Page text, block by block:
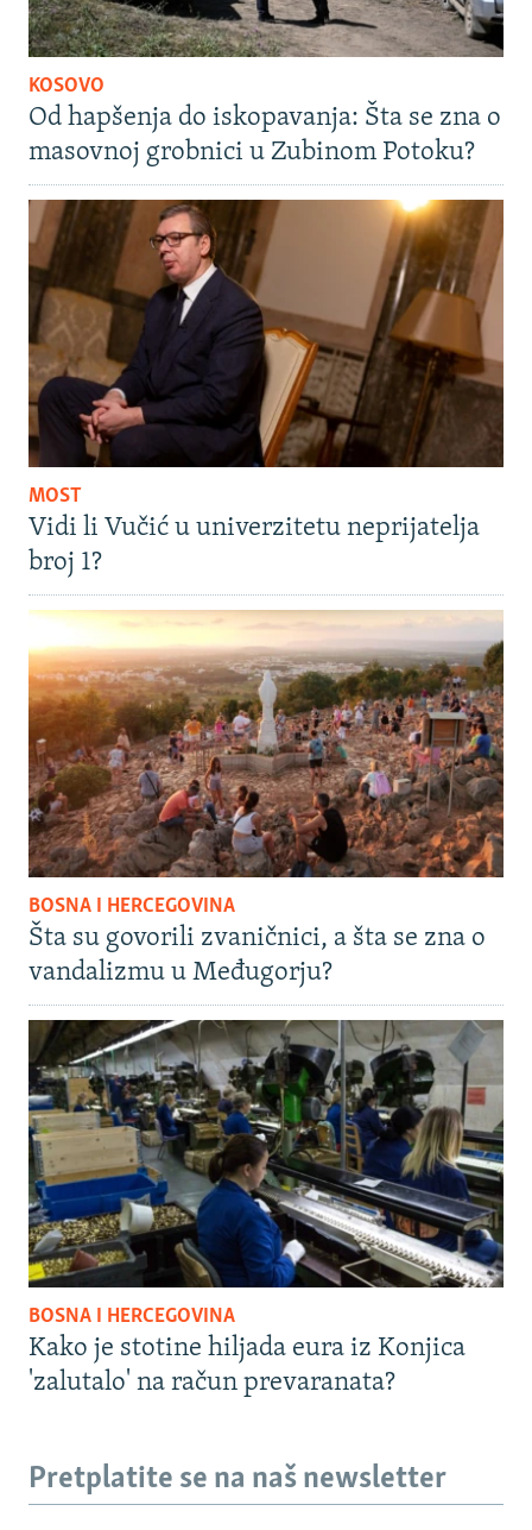
KOSOVO
Od hapšenja do iskopavanja: Šta se zna o
masovnoj grobnici u Zubinom Potoku?
MOST
Vidi li Vučić u univerzitetu neprijatelja
broj 1?
BOSNA I HERCEGOVINA
Šta su govorili zvaničnici, a šta se zna o
vandalizmu u Međugorju?
BOSNA I HERCEGOVINA
Kako je stotine hiljada eura iz Konjica
'zalutalo' na račun prevaranata?
Pretplatite se na naš newsletter